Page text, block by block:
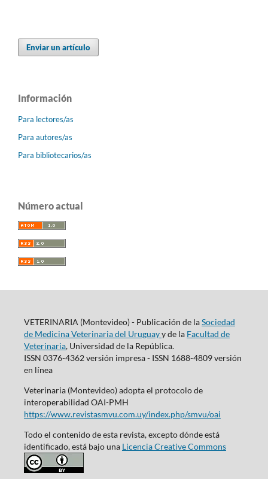
Enviar un artículo
Información
Para lectores/as
Para autores/as
Para bibliotecarios/as
Número actual
VETERINARIA (Montevideo) - Publicación de laSociedad
de Medicina Veterinaria del Uruguayy de la Facultad de
Veterinaria, Universidad de la República.
ISSN 0376-4362 versión impresa - ISSN 1688-4809 versión
en línea
Veterinaria (Montevideo) adopta el protocolo de
interoperabilidad OAI-PMH
https://www.revistasmvu.com.uy/index.php/smvu/oai
Todo el contenido de esta revista, excepto dónde está
identificado, está bajo una Licencia Creative Commons